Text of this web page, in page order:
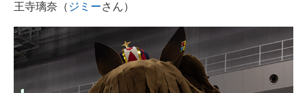
王寺璃奈（ ジミーさん）